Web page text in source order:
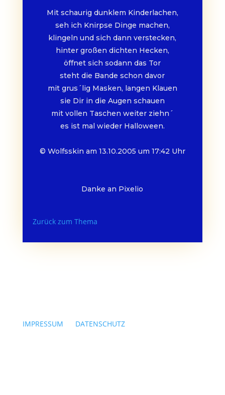
Mit schaurig dunklem Kinderlachen,
seh ich Knirpse Dinge machen,
klingeln und sich dann verstecken,
hinter großen dichten Hecken,
öffnet sich sodann das Tor
steht die Bande schon davor
mit grus´lig Masken, langen Klauen
sie Dir in die Augen schauen
mit vollen Taschen weiter ziehn´
es ist mal wieder Halloween.
© Wolfsskin am 13.10.2005 um 17:42 Uhr
Danke an Pixelio
Zurück zum Thema
IMPRESSUM DATENSCHUTZ